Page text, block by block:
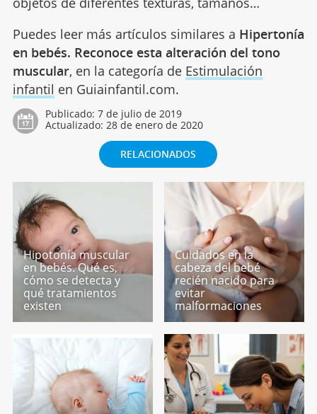
Puedes leer más artículos similares a Hipertonía
en bebés. Reconoce esta alteración del tono
muscular, en la categoría de Estimulación
infantil en Guiainfantil.com.
Publicado: 7 de julio de 2019
Actualizado: 28 de enero de 2020
RELACIONADOS
Hipotonía muscular
en bebés. Qué es,
cómo se detecta y
qué tratamientos
existen
Cuidados en la
cabeza del bebé
recién nacido para
evitar
malformaciones